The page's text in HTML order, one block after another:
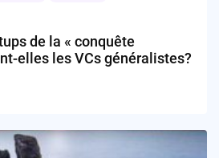
de la « conquête
elles les VCs généralistes?